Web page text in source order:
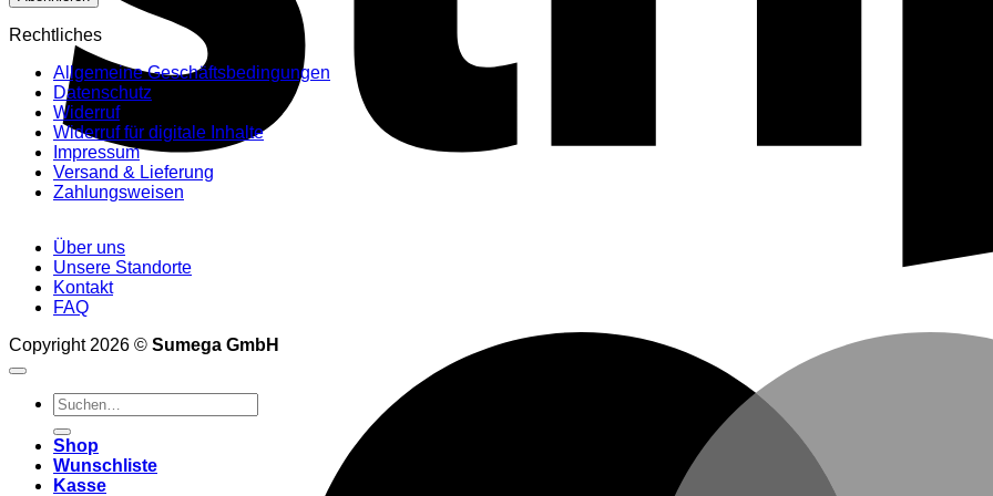
Rechtliches
Allgemeine Geschäftsbedingungen
Datenschutz
Widerruf
Widerruf für digitale Inhalte
Impressum
Versand & Lieferung
Zahlungsweisen
Über uns
Unsere Standorte
Kontakt
FAQ
Copyright 2026 © Sumega GmbH
Suchen
nach:
Shop
Wunschliste
Kasse